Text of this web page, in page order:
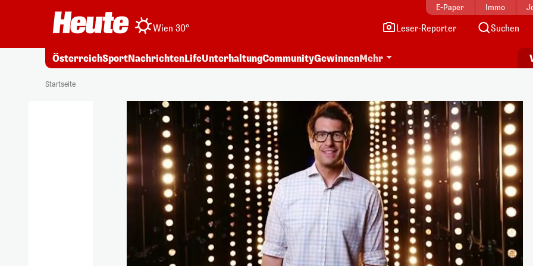
E-Paper Immo
Wien 30° Leser-Reporter Suchen
ÖsterreichSportNachrichtenLifeUnterhaltungCommunityGewinnenMehr
Startseite